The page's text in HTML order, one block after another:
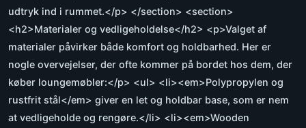
udtryk ind i rummet.</p> </section> <section>
<h2>Materialer og vedligeholdelse</h2> <p>Valget af
materialer påvirker både komfort og holdbarhed. Her er
nogle overvejelser, der ofte kommer på bordet hos dem, der
køber loungemøbler:</p> <ul> <li><em>Polypropylen og
rustfrit stål</em> giver en let og holdbar base, som er nem
at vedligeholde og rengøre.</li> <li><em>Wooden